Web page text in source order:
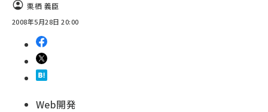
abc123 (1371)
栗栖 義臣
2008年5月28日 20:00
Web開発